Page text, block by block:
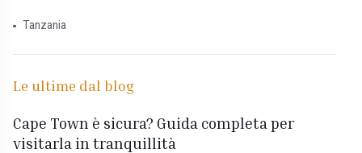
Tanzania
Le ultime dal blog
Cape Town è sicura? Guida completa per
visitarla in tranquillità